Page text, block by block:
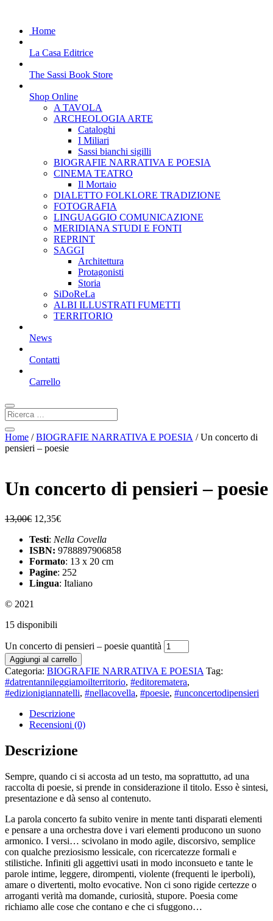
Home
La Casa Editrice
The Sassi Book Store
Shop Online
A TAVOLA
ARCHEOLOGIA ARTE
Cataloghi
I Miliari
Sassi bianchi sigilli
BIOGRAFIE NARRATIVA E POESIA
CINEMA TEATRO
Il Mortaio
DIALETTO FOLKLORE TRADIZIONE
FOTOGRAFIA
LINGUAGGIO COMUNICAZIONE
MERIDIANA STUDI E FONTI
REPRINT
SAGGI
Architettura
Protagonisti
Storia
SiDoReLa
ALBI ILLUSTRATI FUMETTI
TERRITORIO
News
Contatti
Carrello
Home /BIOGRAFIE NARRATIVA E POESIA / Un concerto di
pensieri – poesie
Un concerto di pensieri – poesie
13,00€ 12,35€
Testi: Nella Covella
ISBN: 9788897906858
Formato: 13 x 20 cm
Pagine: 252
Lingua: Italiano
© 2021
15 disponibili
Un concerto di pensieri – poesie quantità
Aggiungi al carrello
Categoria: BIOGRAFIE NARRATIVA E POESIA Tag:
#datrentannileggiamoilterritorio, #editorematera,
#edizionigiannatelli, #nellacovella, #poesie, #unconcertodipensieri
Descrizione
Recensioni (0)
Descrizione
Sempre, quando ci si accosta ad un testo, ma soprattutto, ad una
raccolta di poesie, si prende in considerazione il titolo. Esso è sintesi,
presentazione e dà senso al contenuto.
La parola concerto fa subito venire in mente tanti disparati elementi
e pensare a una orchestra dove i vari elementi producono un suono
armonico. I versi… scivolano in modo agile, discorsivo, semplice
con qualche preziosismo lessicale, con ricercatezze formali e
stilistiche. Infiniti gli aggettivi usati in modo inconsueto e tante le
parole intime, leggere, dirompenti, violente (frequenti le iperboli),
amare o divertenti, molto evocative. Non ci sono rigide certezze o
arroganti verità ma domande, curiosità, stupore. Poesia come
richiamo alle cose che contano e che ci sfuggono…